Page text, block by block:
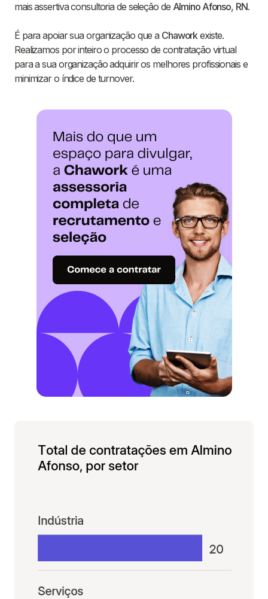
mais assertiva consultoria de seleção de Almino Afonso, RN.
É para apoiar sua organização que a Chaworkexiste.
Realizamos por inteiro o processo de contratação virtual
para a sua organização adquirir os melhores profissionais e
minimizar o índice de turnover.